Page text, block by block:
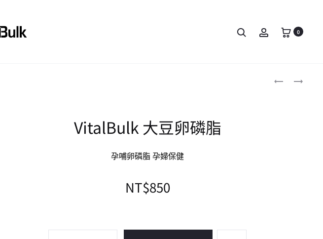
0
VitalBulk 大豆卵磷脂
孕哺卵磷脂 孕婦保健
NT$850